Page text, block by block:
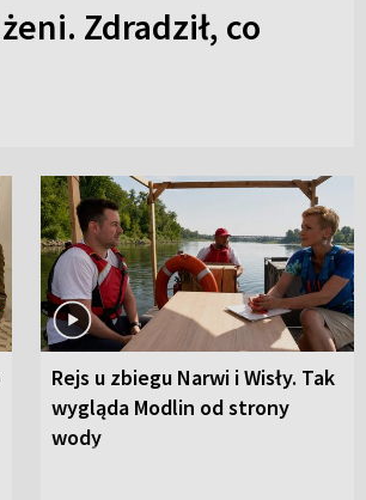
Zdradził, co
Rejs u zbiegu Narwi i Wisły. Tak
wygląda Modlin od strony
wody